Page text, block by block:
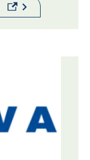
(externe link)